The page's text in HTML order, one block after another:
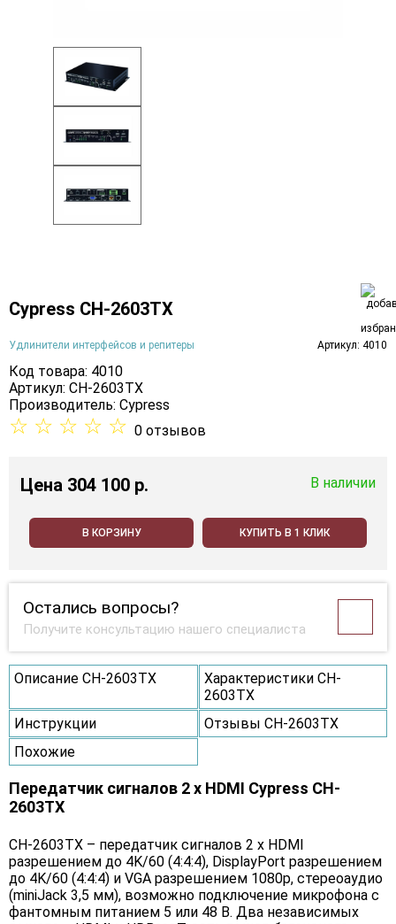
Cypress CH-2603TX
Удлинители интерфейсов и репитеры Артикул: 4010
Код товара: 4010
Артикул: CH-2603TX
Производитель: Cypress
☆ ☆ ☆ ☆ ☆ 0 отзывов
Цена 304 100 p. В наличии
В КОРЗИНУ КУПИТЬ В 1 КЛИК
Остались вопросы?
Получите консультацию нашего специалиста
Описание CH-2603TX
Характеристики CH-
2603TX
Инструкции
Отзывы CH-2603TX
Похожие
Передатчик сигналов 2 х HDMI Cypress CH-
2603TX
CH-2603TX – передатчик сигналов 2 х HDMI
разрешением до 4K/60 (4:4:4), DisplayPort разрешением
до 4K/60 (4:4:4) и VGA разрешением 1080p, стереоаудио
(miniJack 3,5 мм), возможно подключение микрофона с
фантомным питанием 5 или 48 В. Два независимых